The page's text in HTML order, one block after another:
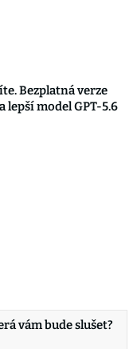
Bezplatná verze
lepší model GPT-5.6
vám bude slušet?